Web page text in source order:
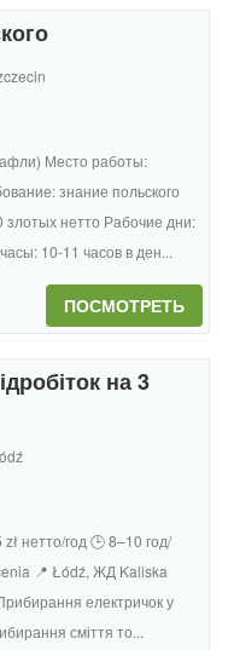
Место работы:
знание польского
нетто Рабочие дни:
10-11 часов в ден...
ПОСМОТРЕТЬ
на 3
нетто/год 🕒 8–10 год/
📍 Łódź, ЖД Kaliska
електричок у
сміття то...